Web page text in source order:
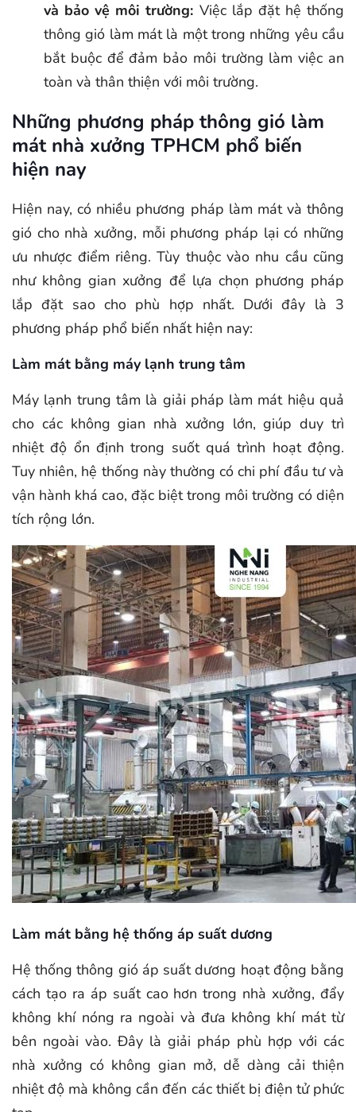
và bảo vệ môi trường: Việc lắp đặt hệ thống
thông gió làm mát là một trong những yêu cầu
bắt buộc để đảm bảo môi trường làm việc an
toàn và thân thiện với môi trường.
Những phương pháp thông gió làm
mát nhà xưởng TPHCM phổ biến
hiện nay
Hiện nay, có nhiều phương pháp làm mát và thông
gió cho nhà xưởng, mỗi phương pháp lại có những
ưu nhược điểm riêng. Tùy thuộc vào nhu cầu cũng
như không gian xưởng để lựa chọn phương pháp
lắp đặt sao cho phù hợp nhất. Dưới đây là 3
phương pháp phổ biến nhất hiện nay:
Làm mát bằng máy lạnh trung tâm
Máy lạnh trung tâm là giải pháp làm mát hiệu quả
cho các không gian nhà xưởng lớn, giúp duy trì
nhiệt độ ổn định trong suốt quá trình hoạt động.
Tuy nhiên, hệ thống này thường có chi phí đầu tư và
vận hành khá cao, đặc biệt trong môi trường có diện
tích rộng lớn.
Làm mát bằng hệ thống áp suất dương
Hệ thống thông gió áp suất dương hoạt động bằng
cách tạo ra áp suất cao hơn trong nhà xưởng, đẩy
không khí nóng ra ngoài và đưa không khí mát từ
bên ngoài vào. Đây là giải pháp phù hợp với các
nhà xưởng có không gian mở, dễ dàng cải thiện
nhiệt độ mà không cần đến các thiết bị điện tử phức